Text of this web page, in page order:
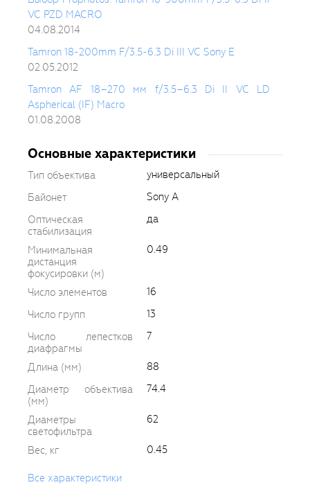
VC PZD MACRO
04.08.2014
Tamron 18-200mm F/3.5-6.3 Di III VC Sony E
02.05.2012
Tamron AF 18–270 мм f/3.5–6.3 Di II VC LD
Aspherical (IF) Macro
01.08.2008
Основные характеристики
Тип объектива
универсальный
Байонет
Sony A
Оптическая
стабилизация
да
Минимальная
дистанция
фокусировки (м)
0.49
Число элементов
16
Число групп
13
Число лепестков
диафрагмы
7
Длина (мм)
88
Диаметр объектива
(мм)
74.4
Диаметры
светофильтра
62
Вес, кг 0.45
Все характеристики